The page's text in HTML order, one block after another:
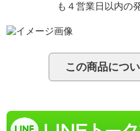
も４営業日以内の